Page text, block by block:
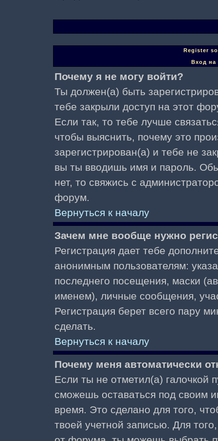
Register
Вход на
Почему я не могу войти?
Ты должен(а) быть
тебе закрыли доступ на этот
Если так, то тебе лучше
чтобы выяснить, почему это
зарегистрирован(а) и тебе не
вы ты вводишь имя и пароль.
нет, то свяжись с
форум.
Вернуться к началу
Зачем мне вообще нужно
Регистрация дает тебе
анонимным пользователям:
последнего посещения, маски
именем), личные сообщения,
Регистрация берет всего пару
сделать.
Вернуться к началу
Почему меня автоматически
Если ты не отметил(а) галочкой
сможешь оставаться под своим
время. Это сделано для того,
твоей учетной записью. Для